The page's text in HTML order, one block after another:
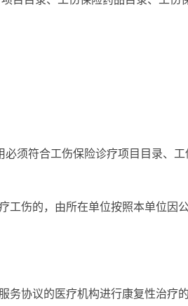
必须符合工伤保险诊疗项目目录、
工伤的，由所在单位按照本单位因
务协议的医疗机构进行康复性治疗